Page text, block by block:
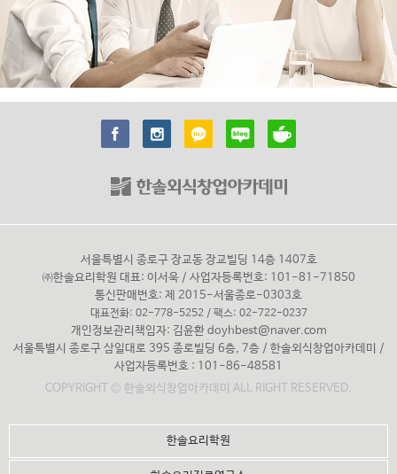
서울특별시 종로구 장교동 장교빌딩 14층 1407호
㈜한솔요리학원 대표: 이서욱 / 사업자등록번호: 101-81-71850
통신판매번호: 제 2015-서울종로-0303호
대표전화: 02-778-5252 / 팩스: 02-722-0237
개인정보관리책임자: 김윤환 doyhbest@naver.com
서울특별시 종로구 삼일대로 395 종로빌딩 6층, 7층 / 한솔외식창업아카데미 /
사업자등록번호 : 101-86-48581
COPYRIGHT © 한솔외식창업아카데미 ALL RIGHT RESERVED.
한솔요리학원